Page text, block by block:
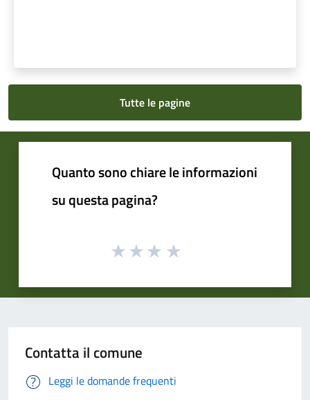
Tutte le pagine
Quanto sono chiare le informazioni
su questa pagina?
Contatta il comune
Leggi le domande frequenti